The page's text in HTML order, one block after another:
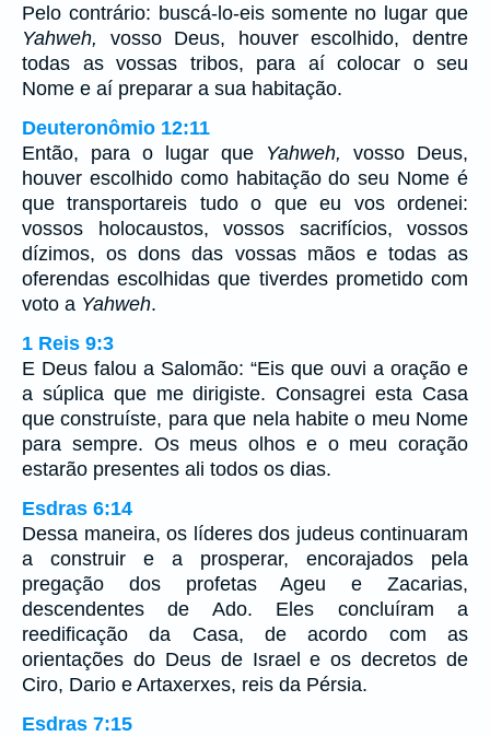
Pelo contrário: buscá-lo-eis somente no lugar que
Yahweh, vosso Deus, houver escolhido, dentre
todas as vossas tribos, para aí colocar o seu
Nome e aí preparar a sua habitação.
Deuteronômio 12:11
Então, para o lugar que Yahweh, vosso Deus,
houver escolhido como habitação do seu Nome é
que transportareis tudo o que eu vos ordenei:
vossos holocaustos, vossos sacrifícios, vossos
dízimos, os dons das vossas mãos e todas as
oferendas escolhidas que tiverdes prometido com
voto a Yahweh.
1 Reis 9:3
E Deus falou a Salomão: “Eis que ouvi a oração e
a súplica que me dirigiste. Consagrei esta Casa
que construíste, para que nela habite o meu Nome
para sempre. Os meus olhos e o meu coração
estarão presentes ali todos os dias.
Esdras 6:14
Dessa maneira, os líderes dos judeus continuaram
a construir e a prosperar, encorajados pela
pregação dos profetas Ageu e Zacarias,
descendentes de Ado. Eles concluíram a
reedificação da Casa, de acordo com as
orientações do Deus de Israel e os decretos de
Ciro, Dario e Artaxerxes, reis da Pérsia.
Esdras 7:15